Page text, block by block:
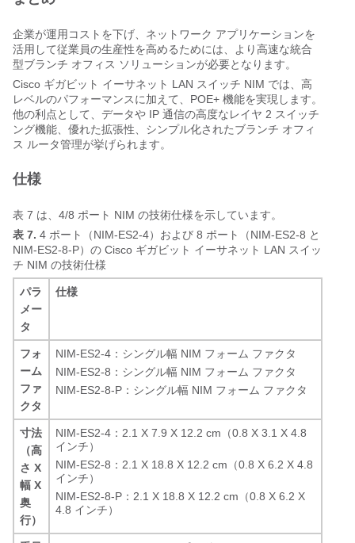
企業が運用コストを下げ、ネットワーク アプリケーションを
活用して従業員の生産性を高めるためには、より高速な統合
型ブランチ オフィス ソリューションが必要となります。
Cisco ギガビット イーサネット LAN スイッチ NIM では、高
レベルのパフォーマンスに加えて、POE+ 機能を実現します。
他の利点として、データや IP 通信の高度なレイヤ 2 スイッチ
ング機能、優れた拡張性、シンプル化されたブランチ オフィ
ス ルータ管理が挙げられます。
仕様
表 7 は、4/8 ポート NIM の技術仕様を示しています。
表 7. 4 ポート（NIM-ES2-4）および 8 ポート（NIM-ES2-8 と
NIM-ES2-8-P）の Cisco ギガビット イーサネット LAN スイッ
チ NIM の技術仕様
パラ
メー
タ
仕様
フォ
ーム
ファ
クタ
NIM-ES2-4：シングル幅 NIM フォーム ファクタ
NIM-ES2-8：シングル幅 NIM フォーム ファクタ
NIM-ES2-8-P：シングル幅 NIM フォーム ファクタ
寸法
（高
さ X
幅 X
奥
行）
NIM-ES2-4：2.1 X 7.9 X 12.2 cm（0.8 X 3.1 X 4.8
インチ）
NIM-ES2-8：2.1 X 18.8 X 12.2 cm（0.8 X 6.2 X 4.8
インチ）
NIM-ES2-8-P：2.1 X 18.8 X 12.2 cm（0.8 X 6.2 X
4.8 インチ）